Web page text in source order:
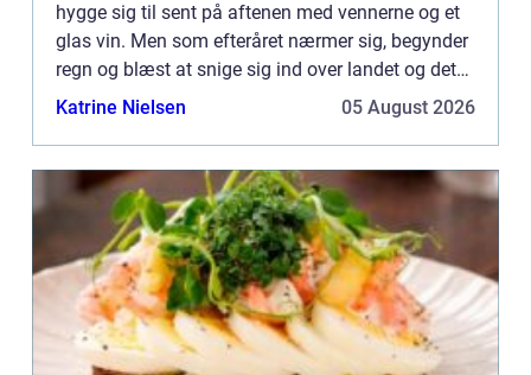
hygge sig til sent på aftenen med vennerne og et
glas vin. Men som efteråret nærmer sig, begynder
regn og blæst at snige sig ind over landet og det
kan nemt virke som om, man ikke kan side og
Katrine Nielsen 05 August 2026